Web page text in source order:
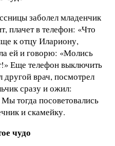
заболел младенчик
плачет в телефон: «Что
к отцу Илариону,
ей и говорю: «Молись
Еще телефон выключить
другой врач, посмотрел
сразу и ожил:
тогда посоветовались
и скамейку.
чудо